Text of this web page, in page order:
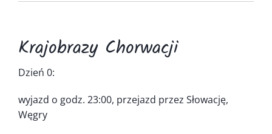
Krajobrazy Chorwacji
Dzień 0:
wyjazd o godz. 23:00, przejazd przez Słowację,
Węgry